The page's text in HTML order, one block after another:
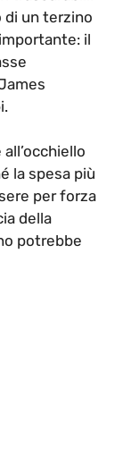
di un terzino
il
la spesa più
per forza
della
potrebbe